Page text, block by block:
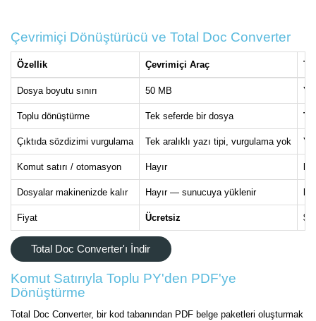
Çevrimiçi Dönüştürücü ve Total Doc Converter
Özellik Çevrimiçi Araç
Dosya boyutu sınırı 50 MB
Toplu dönüştürme Tek seferde bir dosya
Çıktıda sözdizimi vurgulama Tek aralıklı yazı tipi, vurgulama yok
Komut satırı / otomasyon Hayır
Dosyalar makinenizde kalır Hayır — sunucuya yüklenir
Fiyat Ücretsiz
Total Doc Converter'ı İndir
Komut Satırıyla Toplu PY'den PDF'ye
Dönüştürme
Total Doc Converter, bir kod tabanından PDF belge paketleri oluşturmak